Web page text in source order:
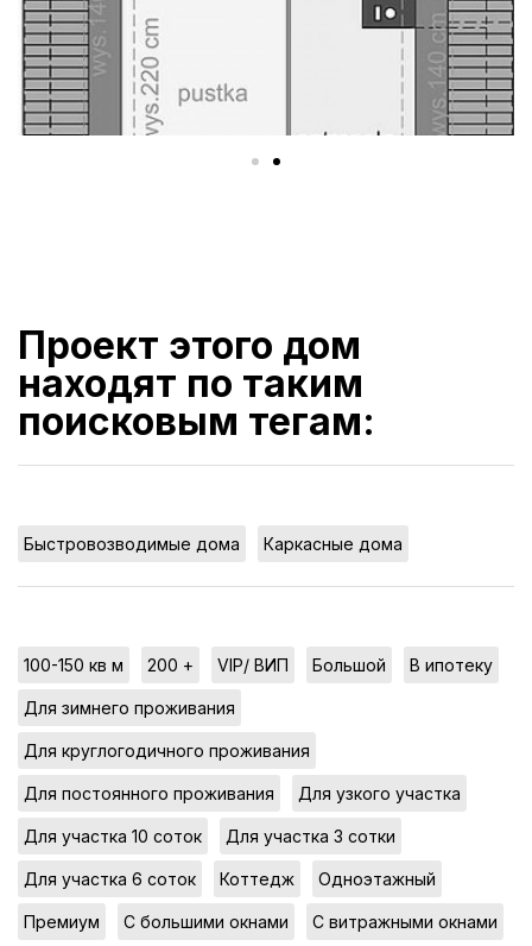
Проект этого дом
находят по таким
поисковым тегам:
Быстровозводимые дома Каркасные дома
100-150 кв м 200 + VIP/ ВИП Большой В ипотеку
Для зимнего проживания
Для круглогодичного проживания
Для постоянного проживания Для узкого участка
Для участка 10 соток Для участка 3 сотки
Для участка 6 соток Коттедж Одноэтажный
Премиум С большими окнами С витражными окнами